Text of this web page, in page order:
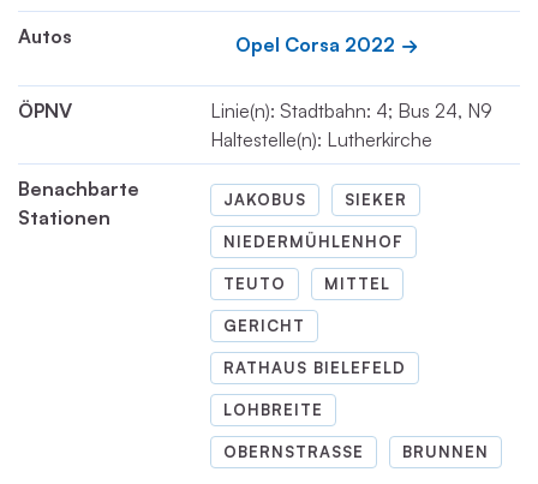
Autos Opel Corsa 2022
ÖPNV
Linie(n): Stadtbahn: 4; Bus 24, N9
Haltestelle(n): Lutherkirche
Benachbarte
Stationen
JAKOBUS SIEKER
NIEDERMÜHLENHOF
TEUTO MITTEL
GERICHT
RATHAUS BIELEFELD
LOHBREITE
OBERNSTRASSE BRUNNEN